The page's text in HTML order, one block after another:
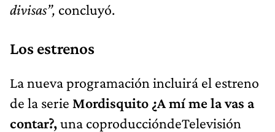
divisas”, concluyó.
Los estrenos
La nueva programación incluirá el estreno
de la serie Mordisquito ¿A mí me la vas a
contar?,una coproduccióndeTelevisión